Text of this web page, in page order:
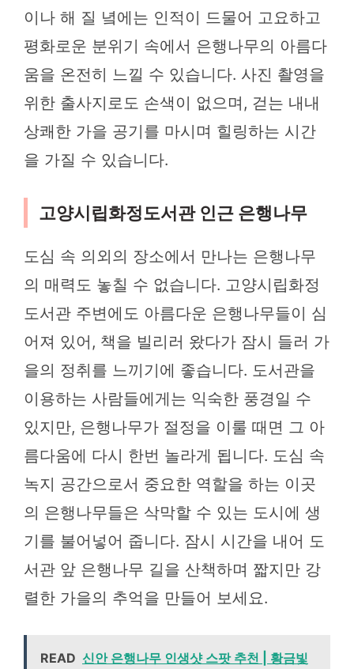
이나 해 질 녘에는 인적이 드물어 고요하고
평화로운 분위기 속에서 은행나무의 아름다
움을 온전히 느낄 수 있습니다. 사진 촬영을
위한 출사지로도 손색이 없으며, 걷는 내내
상쾌한 가을 공기를 마시며 힐링하는 시간
을 가질 수 있습니다.
고양시립화정도서관 인근 은행나무
도심 속 의외의 장소에서 만나는 은행나무
의 매력도 놓칠 수 없습니다. 고양시립화정
도서관 주변에도 아름다운 은행나무들이 심
어져 있어, 책을 빌리러 왔다가 잠시 들러 가
을의 정취를 느끼기에 좋습니다. 도서관을
이용하는 사람들에게는 익숙한 풍경일 수
있지만, 은행나무가 절정을 이룰 때면 그 아
름다움에 다시 한번 놀라게 됩니다. 도심 속
녹지 공간으로서 중요한 역할을 하는 이곳
의 은행나무들은 삭막할 수 있는 도시에 생
기를 불어넣어 줍니다. 잠시 시간을 내어 도
서관 앞 은행나무 길을 산책하며 짧지만 강
렬한 가을의 추억을 만들어 보세요.
READ 신안 은행나무 인생샷 스팟 추천 | 황금빛